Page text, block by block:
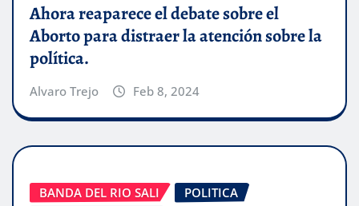
Ahora reaparece el debate sobre el
Aborto para distraer la atención sobre la
política.
Alvaro Trejo Feb 8, 2024
BANDA DEL RIO SALI
POLITICA